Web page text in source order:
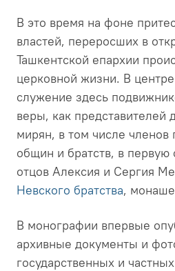
В это время на фоне
властей, переросших в
Ташкентской епархии
церковной жизни. В
служение здесь
веры, как представителей
мирян, в том числе членов
общин и братств, в
отцов Алексия и Сергия
Невского братства,
В монографии впервые
архивные документы и
государственных и